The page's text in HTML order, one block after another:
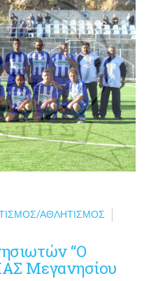
ΑΘΛΗΤΙΣΜΌΣ
“Ο
Μεγανησίου